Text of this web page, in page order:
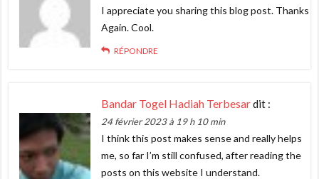
I appreciate you sharing this blog post. Thanks
Again. Cool.
RÉPONDRE
Bandar Togel Hadiah Terbesardit :
24 février 2023 à 19 h 10 min
I think this post makes sense and really helps
me, so far I’m still confused, after reading the
posts on this website I understand.